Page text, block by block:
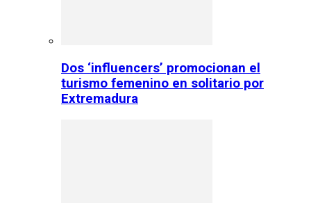
Dos ‘influencers’ promocionan el
turismo femenino en solitario por
Extremadura